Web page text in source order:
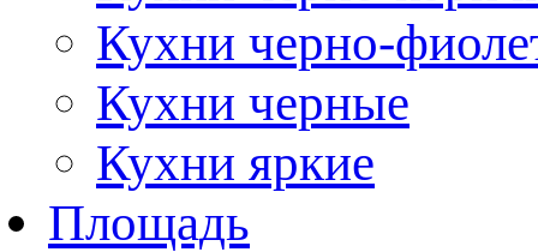
Кухни черно-
Кухни черные
Кухни яркие
Площадь